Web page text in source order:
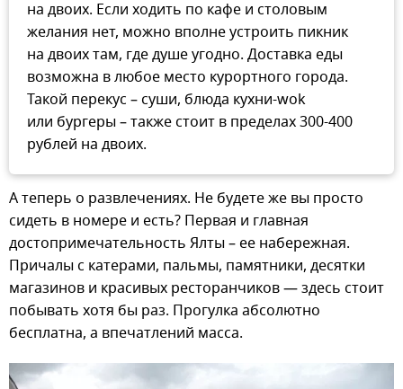
на двоих. Если ходить по кафе и столовым
желания нет, можно вполне устроить пикник
на двоих там, где душе угодно. Доставка еды
возможна в любое место курортного города.
Такой перекус – суши, блюда кухни-wok
или бургеры – также стоит в пределах 300-400
рублей на двоих.
А теперь о развлечениях. Не будете же вы просто
сидеть в номере и есть? Первая и главная
достопримечательность Ялты – ее набережная.
Причалы с катерами, пальмы, памятники, десятки
магазинов и красивых ресторанчиков — здесь стоит
побывать хотя бы раз. Прогулка абсолютно
бесплатна, а впечатлений масса.